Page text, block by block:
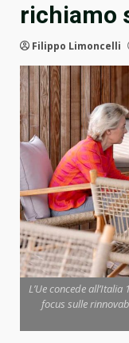
richiamo
Filippo Limoncelli
L’Ue concede
focus sulle